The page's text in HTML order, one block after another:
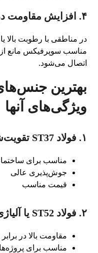
۴. افزایش مقاومت در محیط‌های خورنده
در مناطقی با رطوبت
مناسب سوپرفیکس مانع
اتصال می‌شود.
بهترین
ویژگی‌های آنها
۱. فولاد ST37 تقویت‌شده
مناسب برای
جوش‌پذیری عالی
قیمت مناسب
۲. فولاد ST52 یا آلیاژی مقاوم
مقاومت بالا در
مناسب برای